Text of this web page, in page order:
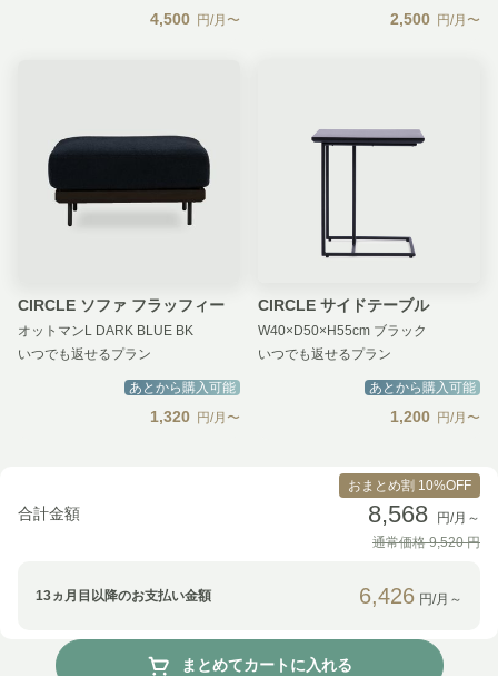
4,500 円/月〜 2,500 円/月〜
CIRCLE ソファ フラッフィー
オットマンL DARK BLUE BK
いつでも返せるプラン
あとから購入可能
1,320 円/月〜
CIRCLE サイドテーブル
W40×D50×H55cm ブラック
いつでも返せるプラン
あとから購入可能
1,200 円/月〜
合計金額
おまとめ割 10%OFF
8,568
円/月～
通常価格 9,520 円
13ヵ月目以降のお支払い金額 6,426 円/月～
まとめてカートに入れる